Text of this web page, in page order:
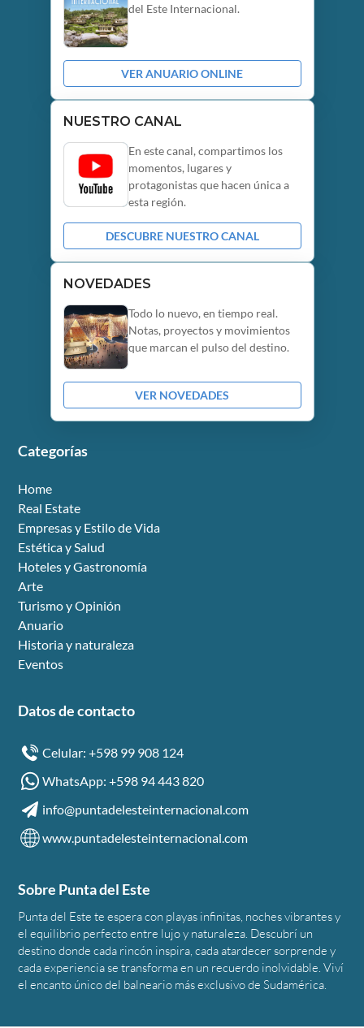
del Este Internacional.
VER ANUARIO ONLINE
NUESTRO CANAL
En este canal, compartimos los
momentos, lugares y
protagonistas que hacen única a
esta región.
DESCUBRE NUESTRO CANAL
NOVEDADES
Todo lo nuevo, en tiempo real.
Notas, proyectos y movimientos
que marcan el pulso del destino.
VER NOVEDADES
Categorías
Home
Real Estate
Empresas y Estilo de Vida
Estética y Salud
Hoteles y Gastronomía
Arte
Turismo y Opinión
Anuario
Historia y naturaleza
Eventos
Datos de contacto
Celular: +598 99 908 124
WhatsApp: +598 94 443 820
info@puntadelesteinternacional.com
www.puntadelesteinternacional.com
Sobre Punta del Este
Punta del Este te espera con playas infinitas, noches vibrantes y
el equilibrio perfecto entre lujo y naturaleza. Descubrí un
destino donde cada rincón inspira, cada atardecer sorprende y
cada experiencia se transforma en un recuerdo inolvidable. Viví
el encanto único del balneario más exclusivo de Sudamérica.